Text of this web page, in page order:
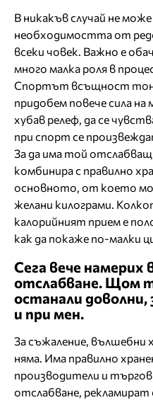
В никакъв случай не
необходимостта от
всеки човек. Важно е
много малка роля в
Спортът всъщност
придобем повече сила на
хубав релеф, да се
при спорт се
За да има той
комбинира с правилно
основното, от което
желани килограми.
калорийният прием е
как да покаже по-малки
Сега вече намерих
отслабване. Щом
останали
и при мен.
За съжаление, вълшебни
няма. Има правилно
производители и
отслабване,